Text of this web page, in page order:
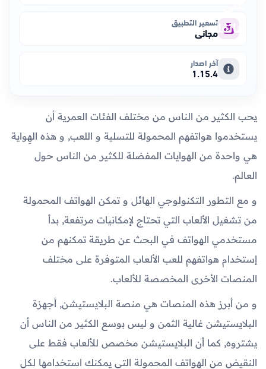
تسعير التطبيق
مجاني
آخر اصدار
1.15.4
يحب الكثير من الناس من مختلف الفئات العمرية أن
يستخدموا هواتفهم المحمولة للتسلية و اللعب, و هذه الهِواية
هي واحدة من الهوايات المفضلة للكثير من الناس حول
العالم.
و مع التطور التكنولوجي الهائل و تمكن الهواتف المحمولة
من تشغيل الألعاب التي تحتاج لإمكانيات مرتفعة, بدأ
مستخدمي الهواتف في البحث عن طريقة تمكنهم من
إستخدام هواتفهم للعب الألعاب المتوفرة على مختلف
المنصات الأخرى المخصصة للألعاب.
و من أبرز هذه المنصات هي منصة البلايستيشن, أجهزة
البلايستيشن غالية الثمن و ليس بوسع الكثير من الناس أن
يشتروه, كما أن البلايستيشن مخصص للألعاب فقط على
النقيض من الهواتف المحمولة التي يمكنك استخدامها لكل